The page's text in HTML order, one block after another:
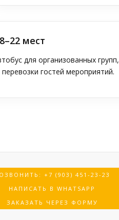
мест
для организованных групп,
гостей мероприятий.
+7 (903) 451-23-23
НАПИСАТЬ В WHATSAPP
ЗАКАЗАТЬ ЧЕРЕЗ ФОРМУ